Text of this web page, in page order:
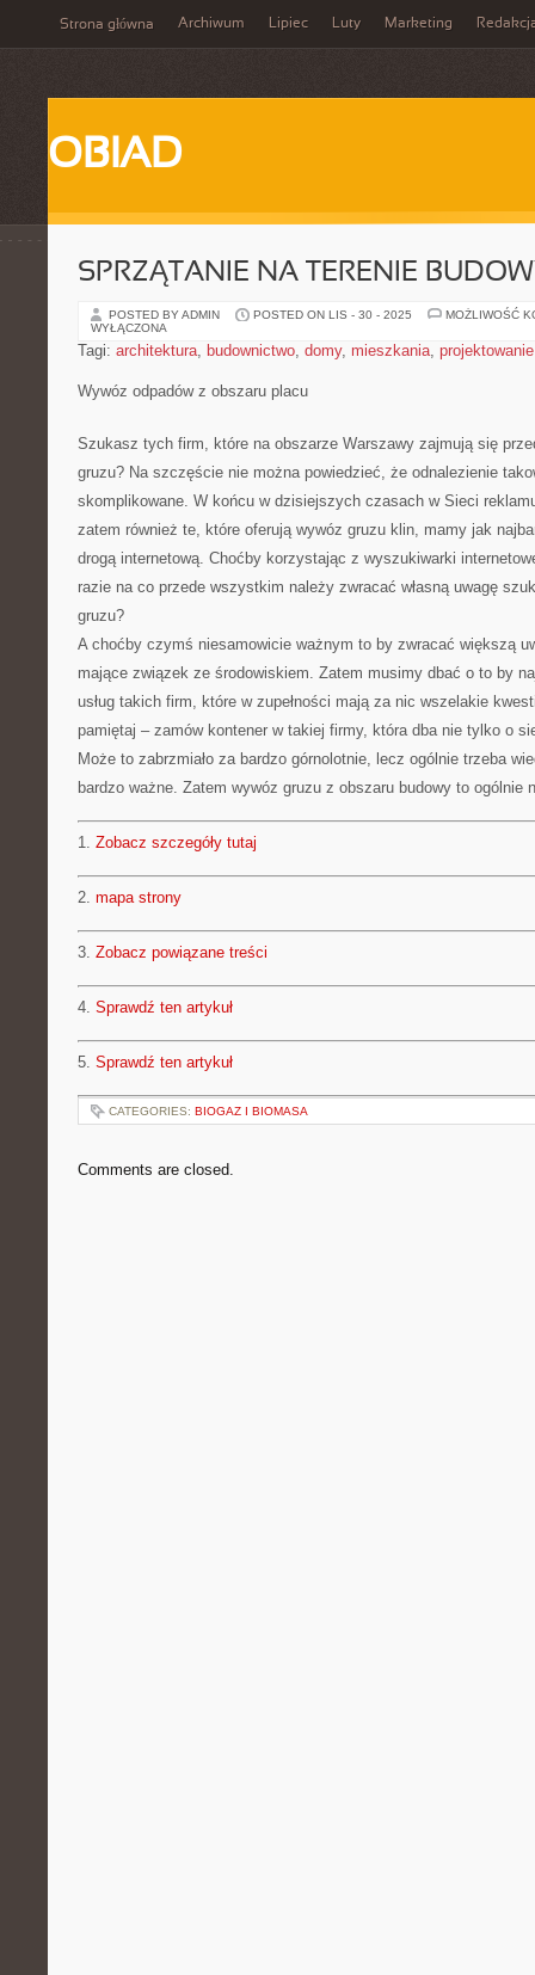
Strona główna Archiwum Lipiec Luty Marketing
OBIAD
SPRZĄTANIE NA TERENIE
POSTED BY ADMIN POSTED ON LIS - 30 - 2025
MOŻLIWOŚĆ
WYŁĄCZONA
Tagi: architektura, budownictwo, domy, mieszkania, projektowanie
Wywóz odpadów z obszaru placu
Szukasz tych firm, które na obszarze Warszawy zajmują się
gruzu? Na szczęście nie można powiedzieć, że odnalezienie
skomplikowane. W końcu w dzisiejszych czasach w Sieci
zatem również te, które oferują wywóz gruzu klin, mamy jak
drogą internetową. Choćby korzystając z wyszukiwarki
razie na co przede wszystkim należy zwracać własną uwagę
gruzu?
A choćby czymś niesamowicie ważnym to by zwracać większą
mające związek ze środowiskiem. Zatem musimy dbać o to by
usług takich firm, które w zupełności mają za nic wszelakie
pamiętaj – zamów kontener w takiej firmy, która dba nie tylko o
Może to zabrzmiało za bardzo górnolotnie, lecz ogólnie trzeba
bardzo ważne. Zatem wywóz gruzu z obszaru budowy to ogólnie
1. Zobacz szczegóły tutaj
2. mapa strony
3. Zobacz powiązane treści
4. Sprawdź ten artykuł
5. Sprawdź ten artykuł
CATEGORIES: BIOGAZ I BIOMASA
Comments are closed.